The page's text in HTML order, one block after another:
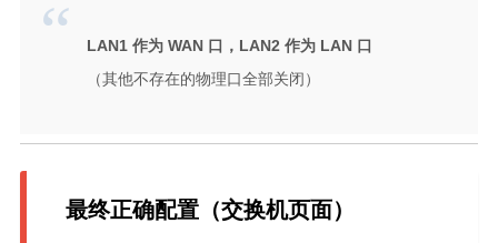
LAN1 作为 WAN 口，LAN2 作为 LAN 口
（其他不存在的物理口全部关闭）
最终正确配置（交换机页面）
归档